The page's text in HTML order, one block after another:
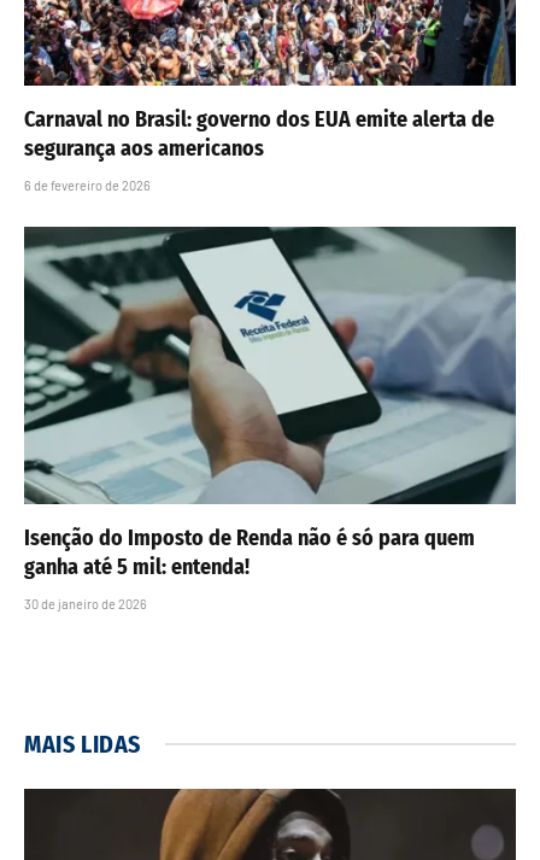
Carnaval no Brasil: governo dos EUA emite alerta de
segurança aos americanos
6 de fevereiro de 2026
Isenção do Imposto de Renda não é só para quem
ganha até 5 mil: entenda!
30 de janeiro de 2026
MAIS LIDAS